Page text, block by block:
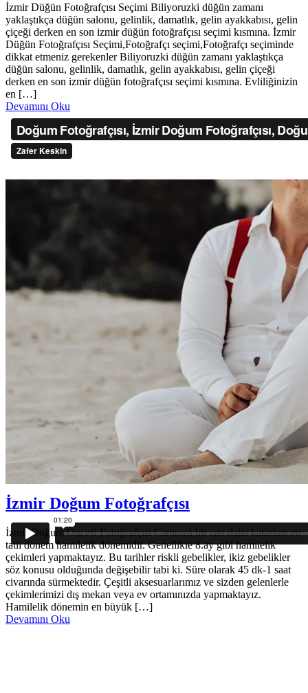
İzmir Düğün Fotoğrafçısı Seçimi Biliyoruzki düğün zamanı
yaklaştıkça düğün salonu, gelinlik, damatlık, gelin ayakkabısı, gelin
çiçeği derken en son izmir düğün fotoğrafçısı seçimi kısmına. İzmir
Düğün Fotoğrafçısı Seçimi,Fotoğrafçı seçimi,Fotoğrafçı seçiminde
dikkat etmeniz gerekenler Biliyoruzki düğün zamanı yaklaştıkça
düğün salonu, gelinlik, damatlık, gelin ayakkabısı, gelin çiçeği
derken en son izmir düğün fotoğrafçısı seçimi kısmına. Evliliğinizin
en […]
Devamını Oku
22 Temmuz 2018
Doğum Öncesi Çekim
,Drone Çekim
İzmir Doğum Fotoğrafçısı
İzmir Doğum Öncesi Fotoğrafçısı Canınıza bir can daha katarken en
tatlı dönem hamilelik dönemidir. Genellikle 8.ay gibi hamilelik
çekimleri yapmaktayız. Bu tarihler riskli gebelikler, ikiz gebelikler
söz konusu olduğunda değişebilir tabi ki. Süre olarak 45 dk-1 saat
civarında sürmektedir. Çeşitli aksesuarlarımız ve sizden gelenlerle
çekimlerimizi dış mekan veya ev ortamınızda yapmaktayız.
Hamilelik dönemin en büyük […]
Devamını Oku